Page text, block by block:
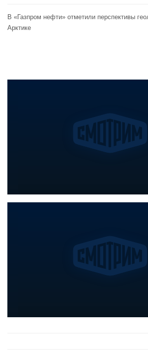
В «Газпром нефти» отметили перспективы
Арктике